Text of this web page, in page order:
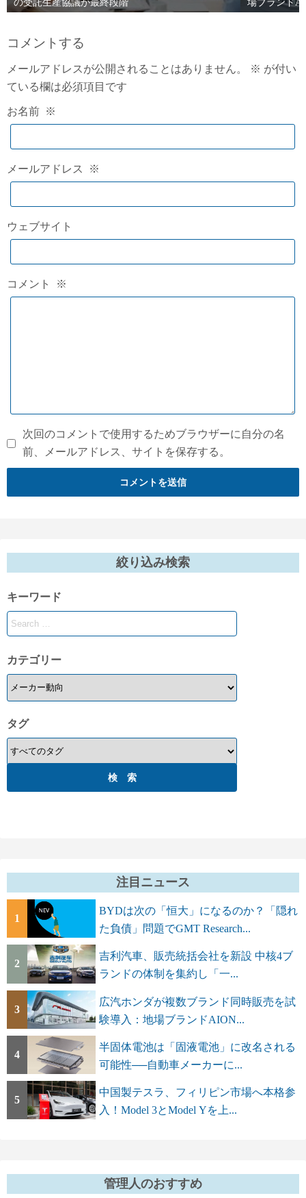
の受託生産協議が最終段階 場ブランド
コメントする
メールアドレスが公開されることはありません。 ※ が付い
ている欄は必須項目です
お名前 ※
メールアドレス ※
ウェブサイト
コメント ※
次回のコメントで使用するためブラウザーに自分の名
前、メールアドレス、サイトを保存する。
絞り込み検索
キーワード
カテゴリー
タグ
注目ニュース
1
BYDは次の「恒大」になるのか？「隠れ
た負債」問題でGMT Research...
2
吉利汽車、販売統括会社を新設 中核4ブ
ランドの体制を集約し「一...
3
広汽ホンダが複数ブランド同時販売を試
験導入：地場ブランドAION...
4
半固体電池は「固液電池」に改名される
可能性──自動車メーカーに...
5
中国製テスラ、フィリピン市場へ本格参
入！Model 3とModel Yを上...
管理人のおすすめ